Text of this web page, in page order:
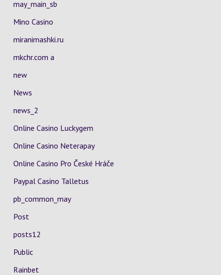
may_main_sb
Mino Casino
miranimashki.ru
mkchr.com a
new
News
news_2
Online Casino Luckygem
Online Casino Neterapay
Online Casino Pro České Hráče
Paypal Casino Talletus
pb_common_may
Post
posts12
Public
Rainbet